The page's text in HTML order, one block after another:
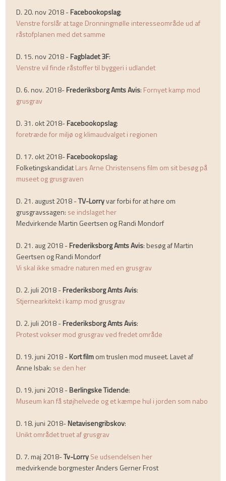
D. 20. nov 2018 -Facebookopslag:
Venstre forslår at tage Dronningmølle interesseområde ud af
råstofplanen med det samme
D. 15. nov 2018 -Fagbladet 3F:
Venstre vil finde råstoffer til byggeri i udlandet
D. 6. nov. 2018-Frederiksborg Amts Avis: Fornyet kamp mod
grusgrav
D. 31. okt 2018-Facebookopslag:
foretræde for miljø og klimaudvalget i regionen
D. 17. okt 2018-Facebookopslag:
FolketingskandidatLars Arne Christensens film om sit besøg på
museet og grusgraven
D. 21. august 2018 -TV-Lorryvar forbi for at høre om
grusgravssagen: se indslaget her
Medvirkende Martin Geertsen og Randi Mondorf
D. 21. aug 2018 -Frederiksborg Amts Avis: besøg af Martin
Geertsen og Randi Mondorf
Vi skal ikke smadre naturen med en grusgrav
D. 2. juli 2018 -Frederiksborg Amts Avis:
Stjernearkitekt i kamp mod grusgrav
D. 2. juli 2018 -Frederiksborg Amts Avis:
Protest vokser mod grusgrav ved fredet område
D. 19. juni 2018 -Kort filmom truslen mod museet. Lavet af
Anne Isbak: se den her
D. 19. juni 2018 -Berlingske Tidende:
Museum kan få støjhelvede og et kæmpe hul i jorden som nabo
D. 18. juni 2018-Netavisengribskov:
Unikt området truet af grusgrav
D. 7. maj 2018-Tv-LorrySe udsendelsen her
​medvirkende borgmester Anders Gerner Frost